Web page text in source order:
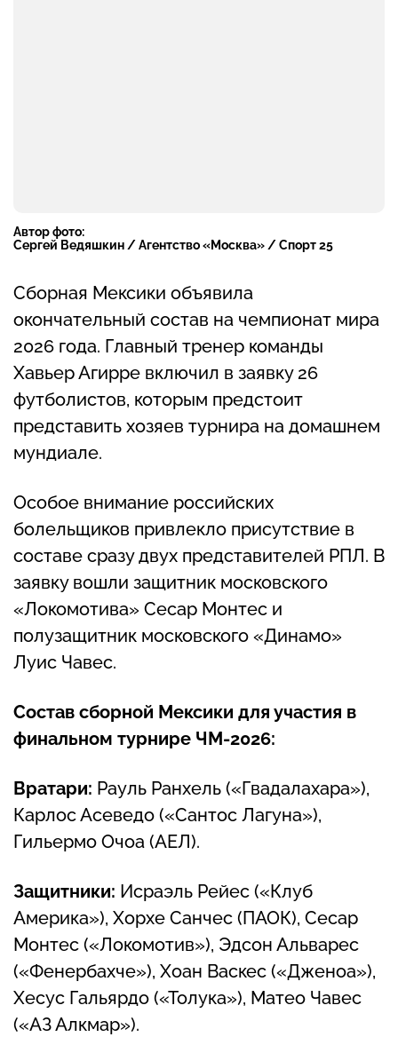
Автор фото:
Сергей Ведяшкин / Агентство «Москва» / Спорт 25
Сборная Мексики объявила
окончательный состав на чемпионат мира
2026 года. Главный тренер команды
Хавьер Агирре включил в заявку 26
футболистов, которым предстоит
представить хозяев турнира на домашнем
мундиале.
Особое внимание российских
болельщиков привлекло присутствие в
составе сразу двух представителей РПЛ. В
заявку вошли защитник московского
«Локомотива» Сесар Монтес и
полузащитник московского «Динамо»
Луис Чавес.
Состав сборной Мексики для участия в
финальном турнире ЧМ-2026:
Вратари: Рауль Ранхель («Гвадалахара»),
Карлос Асеведо («Сантос Лагуна»),
Гильермо Очоа (АЕЛ).
Защитники: Исраэль Рейес («Клуб
Америка»), Хорхе Санчес (ПАОК), Сесар
Монтес («Локомотив»), Эдсон Альварес
(«Фенербахче»), Хоан Васкес («Дженоа»),
Хесус Гальярдо («Толука»), Матео Чавес
(«АЗ Алкмар»).